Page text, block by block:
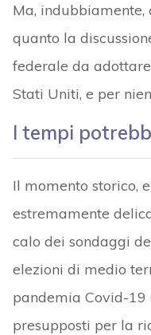
Ma,
quanto la
federale da
Stati Uniti, e per
I tempi
Il momento storico,
estremamente
calo dei sondaggi
elezioni di medio
pandemia Covid-19
presupposti per la